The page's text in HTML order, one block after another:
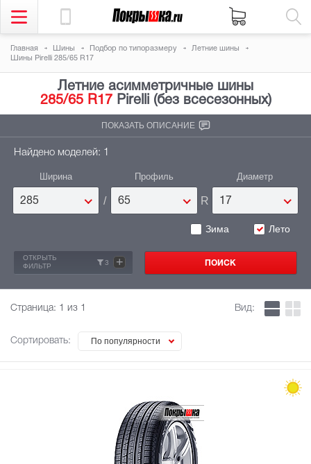
Главная Шины Подбор по типоразмеру
Летние шины
Шины Pirelli 285/65 R17
Летние асимметричные шины
285/65 R17 Pirelli (без всесезонных)
ПОКАЗАТЬ ОПИСАНИЕ
Найдено моделей: 1
Ширина
285 /
Профиль
65 R
Диаметр
17
Зима Лето
ОТКРЫТЬ
ФИЛЬТР
3 +
Страница: 1 из 1
Сортировать: По популярности
Вид: